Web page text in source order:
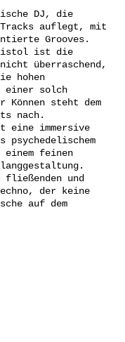
DJ, die
auflegt, mit
Grooves.
ist die
überraschend,
hohen
einer solch
steht dem
nach.
eine immersive
psychedelischem
einem feinen
fließenden und
der keine
auf dem